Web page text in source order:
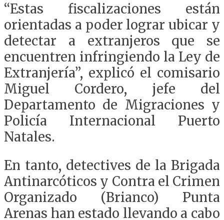
“Estas fiscalizaciones están
orientadas a poder lograr ubicar y
detectar a extranjeros que se
encuentren infringiendo la Ley de
Extranjería”, explicó el comisario
Miguel Cordero, jefe del
Departamento de Migraciones y
Policía Internacional Puerto
Natales.
En tanto, detectives de la Brigada
Antinarcóticos y Contra el Crimen
Organizado (Brianco) Punta
Arenas han estado llevando a cabo